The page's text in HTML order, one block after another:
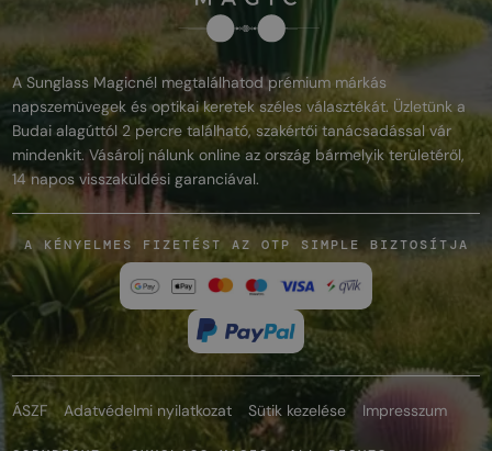
A Sunglass Magicnél megtalálhatod prémium márkás
napszemüvegek és optikai keretek széles választékát. Üzletünk a
Budai alagúttól 2 percre található, szakértői tanácsadással vár
mindenkit. Vásárolj nálunk online az ország bármelyik területéről,
14 napos visszaküldési garanciával.
A KÉNYELMES FIZETÉST AZ OTP SIMPLE BIZTOSÍTJA
ÁSZF Adatvédelmi nyilatkozat Sütik kezelése Impresszum